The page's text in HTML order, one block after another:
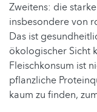
Zweitens: die
insbesondere von
Das ist
ökologischer Sicht
Fleischkonsum ist
pflanzliche
kaum zu finden,